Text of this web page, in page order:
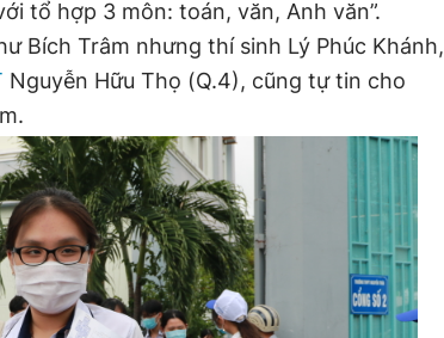
tổ hợp 3 môn: toán, văn, Anh văn”.
Bích Trâm nhưng thí sinh Lý Phúc Khánh,
Nguyễn Hữu Thọ (Q.4), cũng tự tin cho